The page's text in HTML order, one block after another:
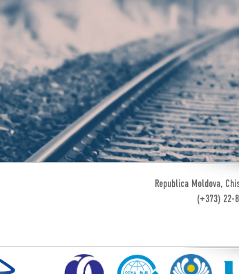
Republica Moldova,
(+373) 22-